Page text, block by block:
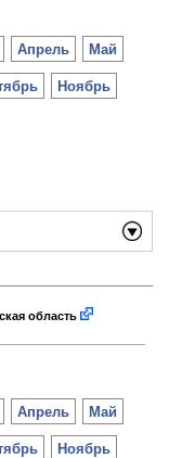
Апрель Май
Ноябрь
область
Апрель Май
Ноябрь